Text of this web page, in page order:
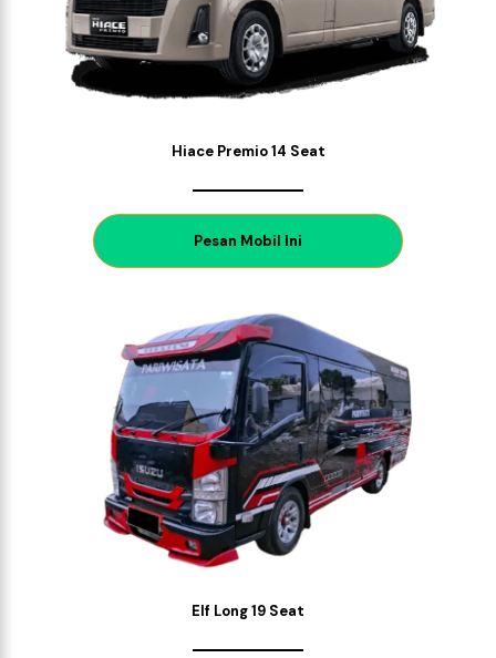
Hiace Premio 14 Seat
Pesan Mobil Ini
Elf Long 19 Seat